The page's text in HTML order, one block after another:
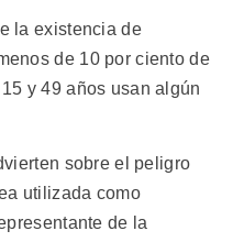
la existencia de
de 10 por ciento de
y 49 años usan algún
sobre el peligro
utilizada como
de la